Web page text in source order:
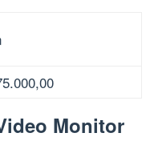
Monitor